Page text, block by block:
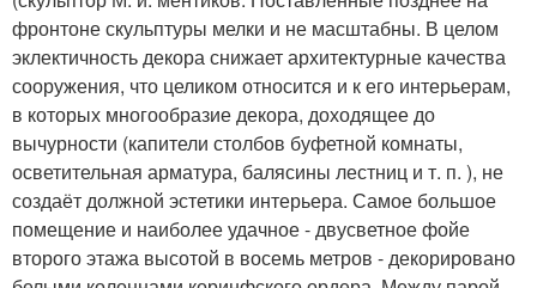
фронтоне скульптуры мелки и не масштабны. В целом
эклектичность декора снижает архитектурные качества
сооружения, что целиком относится и к его интерьерам,
в которых многообразие декора, доходящее до
вычурности (капители столбов буфетной комнаты,
осветительная арматура, балясины лестниц и т. п. ), не
создаёт должной эстетики интерьера. Самое большое
помещение и наиболее удачное - двусветное фойе
второго этажа высотой в восемь метров - декорировано